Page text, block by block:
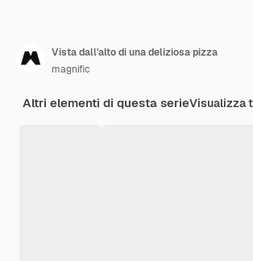
Vista dall'alto di una deliziosa pizza
magnific
Altri elementi di questa serieVisualizza